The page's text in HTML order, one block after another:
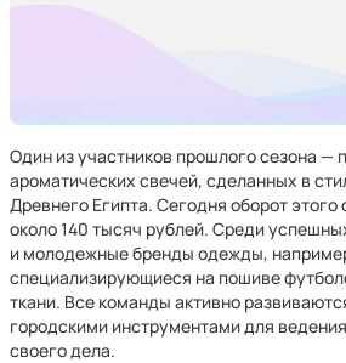
Один из участников прошлого сезона —
ароматических свечей, сделанных в
Древнего Египта. Сегодня оборот этого
около 140 тысяч рублей. Среди
и молодежные бренды одежды,
специализирующиеся на пошиве
ткани. Все команды активно
городскими инструментами для
своего дела.